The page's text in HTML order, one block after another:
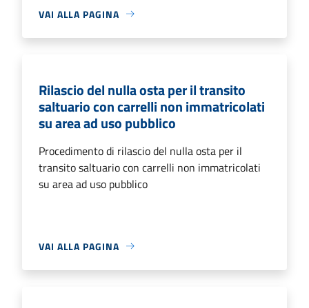
VAI ALLA PAGINA
Rilascio del nulla osta per il transito
saltuario con carrelli non immatricolati
su area ad uso pubblico
Procedimento di rilascio del nulla osta per il
transito saltuario con carrelli non immatricolati
su area ad uso pubblico
VAI ALLA PAGINA